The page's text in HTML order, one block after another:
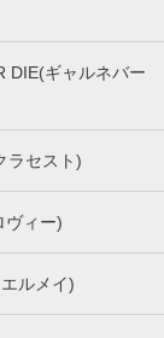
DIE(ギャルネバー
ラセスト)
ヴィー)
ルメイ)